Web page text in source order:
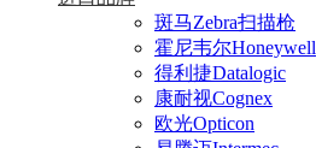
斑马Zebra扫描枪
霍尼韦尔Honeywell
得利捷Datalogic
康耐视Cognex
欧光Opticon